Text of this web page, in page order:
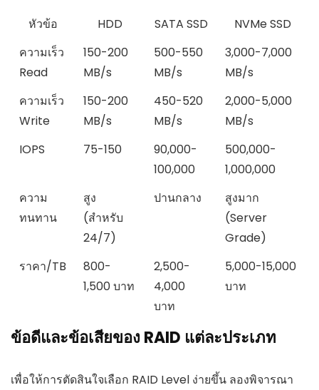
หัวข้อ HDD SATA SSD
NVMe SSD
ความเร็ว
Read
150-200
MB/s
500-550
MB/s
3,000-7,000
MB/s
ความเร็ว
Write
150-200
MB/s
450-520
MB/s
2,000-5,000
MB/s
IOPS
75-150
90,000-
100,000
500,000-
1,000,000
ความ
ทนทาน
สูง
(สำหรับ
24/7)
ปานกลาง
สูงมาก
(Server
Grade)
ราคา/TB
800-
1,500 บาท
2,500-
4,000
บาท
5,000-15,000
บาท
ข้อดีและข้อเสียของ RAID แต่ละประเภท
เพื่อให้การตัดสินใจเลือก RAID Level ง่ายขึ้น ลองพิจารณา